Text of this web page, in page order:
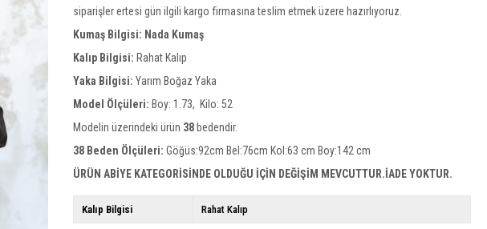
siparişler ertesi gün ilgili kargo firmasına teslim etmek üzere hazırlıyoruz.
Kumaş Bilgisi: Nada Kumaş
Kalıp Bilgisi: Rahat Kalıp
Yaka Bilgisi:Yarım Boğaz Yaka
Model Ölçüleri: Boy: 1.73, Kilo: 52
Modelin üzerindeki ürün 38 bedendir.
38 Beden Ölçüleri: Göğüs:92cm Bel:76cm Kol:63 cm Boy:142 cm
ÜRÜN ABİYE KATEGORİSİNDE OLDUĞU İÇİN DEĞİŞİM MEVCUTTUR.İADE YOKTUR.
Kalıp Bilgisi Rahat Kalıp